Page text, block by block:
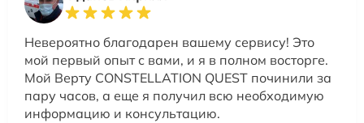
Невероятно благодарен вашему сервису! Это
мой первый опыт с вами, и я в полном восторге.
Мой Верту CONSTELLATION QUEST починили за
пару часов, а еще я получил всю необходимую
информацию и консультацию.